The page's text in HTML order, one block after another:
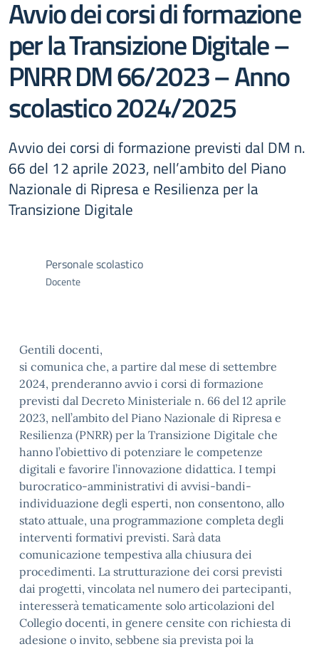
Avvio dei corsi di formazione
per la Transizione Digitale –
PNRR DM 66/2023 – Anno
scolastico 2024/2025
Avvio dei corsi di formazione previsti dal DM n.
66 del 12 aprile 2023, nell’ambito del Piano
Nazionale di Ripresa e Resilienza per la
Transizione Digitale
Personale scolastico
Docente
Gentili docenti,
si comunica che, a partire dal mese di settembre
2024, prenderanno avvio i corsi di formazione
previsti dal Decreto Ministeriale n. 66 del 12 aprile
2023, nell’ambito del Piano Nazionale di Ripresa e
Resilienza (PNRR) per la Transizione Digitale che
hanno l’obiettivo di potenziare le competenze
digitali e favorire l’innovazione didattica. I tempi
burocratico-amministrativi di avvisi-bandi-
individuazione degli esperti, non consentono, allo
stato attuale, una programmazione completa degli
interventi formativi previsti. Sarà data
comunicazione tempestiva alla chiusura dei
procedimenti. La strutturazione dei corsi previsti
dai progetti, vincolata nel numero dei partecipanti,
interesserà tematicamente solo articolazioni del
Collegio docenti, in genere censite con richiesta di
adesione o invito, sebbene sia prevista poi la